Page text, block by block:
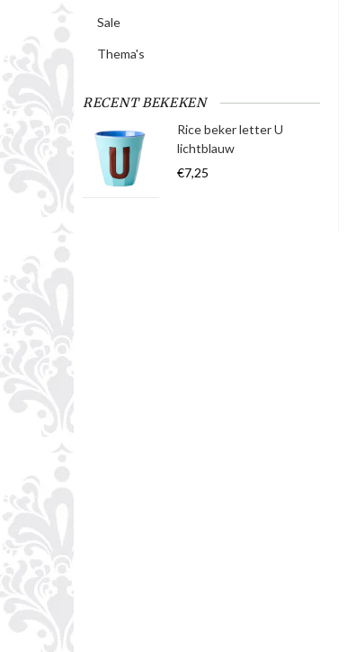
Sale
Thema's
RECENT BEKEKEN
Rice beker letter U
lichtblauw
€7,25